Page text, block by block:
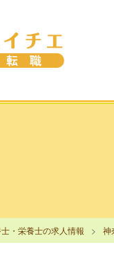
・栄養士の求人情報 神